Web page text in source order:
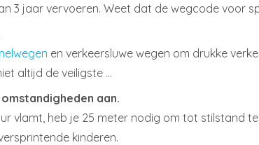
3 jaar vervoeren. Weet dat de wegcode voor
en verkeersluwe wegen om drukke
altijd de veiligste …
aan.
vlamt, heb je 25 meter nodig om tot stilstand
kinderen.